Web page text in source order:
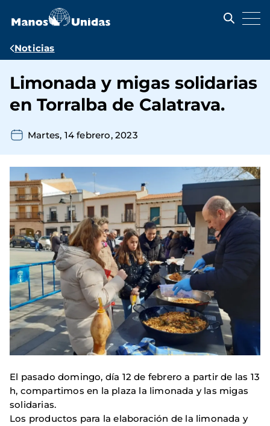
contenido
Ruta
navegación
Noticias
Limonada y migas solidarias
en Torralba de Calatrava.
Martes, 14 febrero, 2023
El pasado domingo, día 12 de febrero a partir de las 13
h, compartimos en la plaza la limonada y las migas
solidarias.
Los productos para la elaboración de la limonada y